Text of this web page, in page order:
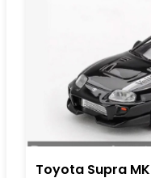
Toyota Supra